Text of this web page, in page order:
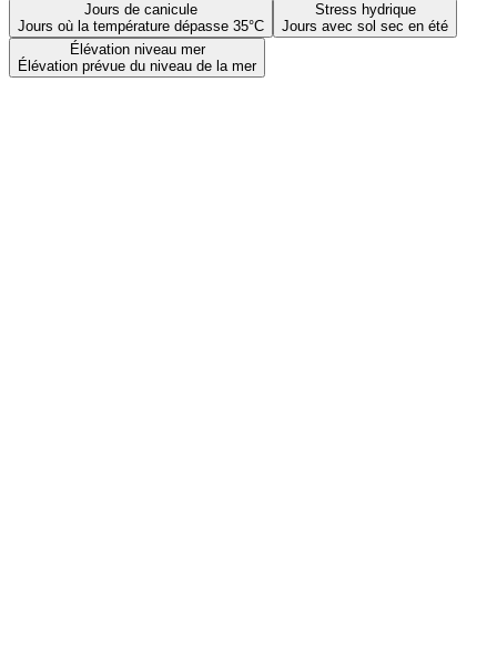
Jours de canicule
Jours où la température dépasse 35°C
Stress hydrique
Jours avec sol sec en été
Élévation niveau mer
Élévation prévue du niveau de la mer